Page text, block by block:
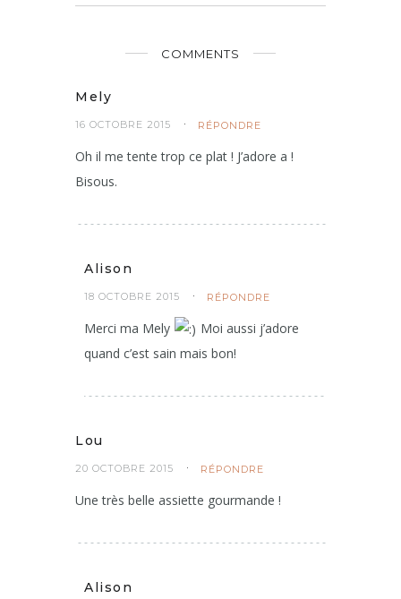
COMMENTS
Mely
16 OCTOBRE 2015 RÉPONDRE
Oh il me tente trop ce plat ! J’adore a !
Bisous.
Alison
18 OCTOBRE 2015 RÉPONDRE
Merci ma Mely
Moi aussi j’adore
quand c’est sain mais bon!
Lou
20 OCTOBRE 2015 RÉPONDRE
Une très belle assiette gourmande !
Alison